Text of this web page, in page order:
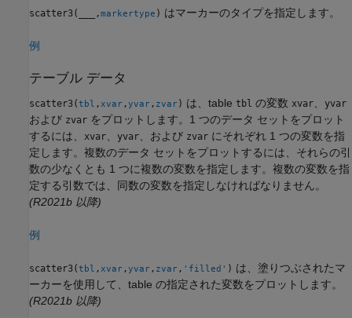
scatter3( ,markertype ) はマーカーのタイプを指定します。
例
テーブル データ
scatter3(tbl ,xvar ,yvar , zvar) は、table tbl の変数 xvar yvar
および zvar をプロットします。1 つのデータ セットをプロット
するには、
xvar yvar 、および zvar にそれぞれ 1 つの変数を指
定します。複数のデータ セットをプロットするには、それらの引
数の少なくとも 1 つに複数の変数を指定します。複数の変数を指
定する引数では、同数の変数を指定しなければなりません。
(R2021b 以降)
例
scatter3(tbl ,xvar ,yvar , zvar , 'filled' ) は、塗りつぶされたマ
ーカーを使用して、table の指定された変数をプロットします。
(R2021b 以降)